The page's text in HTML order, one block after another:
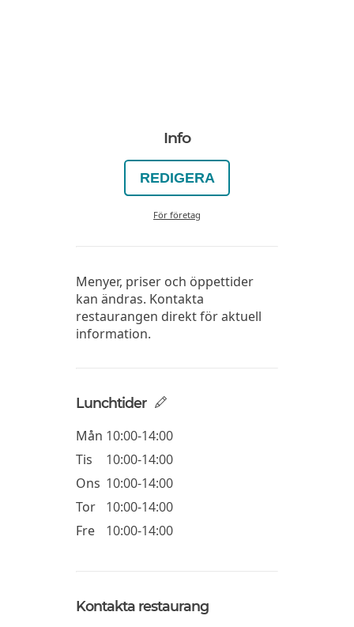
Info
REDIGERA
För företag
Menyer, priser och öppettider
kan ändras. Kontakta
restaurangen direkt för aktuell
information.
Lunchtider
Mån 10:00-14:00
Tis
10:00-14:00
Ons 10:00-14:00
Tor
10:00-14:00
Fre
10:00-14:00
Kontakta restaurang